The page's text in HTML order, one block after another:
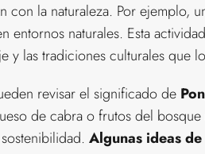
con la naturaleza. Por ejemplo,
entornos naturales. Esta
y las tradiciones culturales que
revisar el significado de
de cabra o frutos del
Algunas ideas